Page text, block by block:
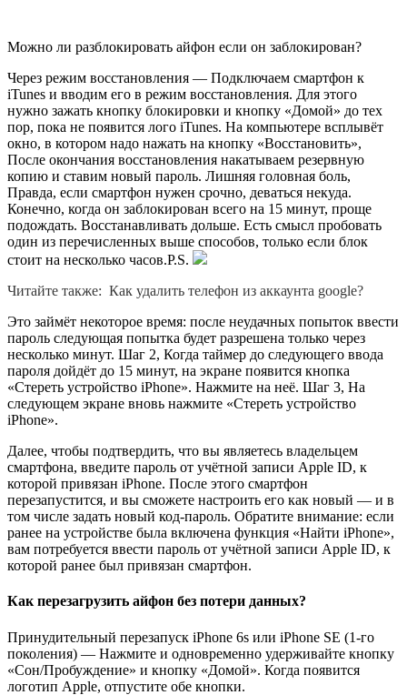
Можно ли разблокировать айфон если он заблокирован?
Через режим восстановления — Подключаем смартфон к
iTunes и вводим его в режим восстановления. Для этого
нужно зажать кнопку блокировки и кнопку «Домой» до тех
пор, пока не появится лого iTunes. На компьютере всплывёт
окно, в котором надо нажать на кнопку «Восстановить»,
После окончания восстановления накатываем резервную
копию и ставим новый пароль. Лишняя головная боль,
Правда, если смартфон нужен срочно, деваться некуда.
Конечно, когда он заблокирован всего на 15 минут, проще
подождать. Восстанавливать дольше. Есть смысл пробовать
один из перечисленных выше способов, только если блок
стоит на несколько часов.P.S.
Читайте также: Как удалить телефон из аккаунта google?
Это займёт некоторое время: после неудачных попыток ввести
пароль следующая попытка будет разрешена только через
несколько минут. Шаг 2, Когда таймер до следующего ввода
пароля дойдёт до 15 минут, на экране появится кнопка
«Стереть устройство iPhone». Нажмите на неё. Шаг 3, На
следующем экране вновь нажмите «Стереть устройство
iPhone».
Далее, чтобы подтвердить, что вы являетесь владельцем
смартфона, введите пароль от учётной записи Apple ID, к
которой привязан iPhone. После этого смартфон
перезапустится, и вы сможете настроить его как новый — и в
том числе задать новый код-пароль. Обратите внимание: если
ранее на устройстве была включена функция «Найти iPhone»,
вам потребуется ввести пароль от учётной записи Apple ID, к
которой ранее был привязан смартфон.
Как перезагрузить айфон без потери данных?
Принудительный перезапуск iPhone 6s или iPhone SE (1‑го
поколения) — Нажмите и одновременно удерживайте кнопку
«Сон/Пробуждение» и кнопку «Домой». Когда появится
логотип Apple, отпустите обе кнопки.